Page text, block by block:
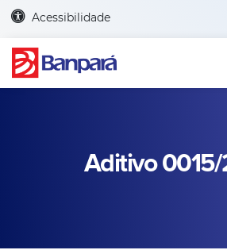
Acessibilidade
Aditivo 0015/